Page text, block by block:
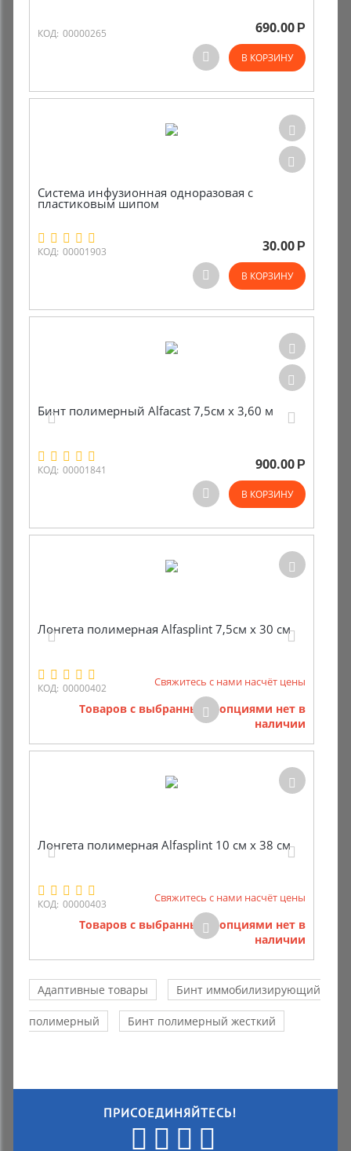
КОД: 00000265 690.00 Р
В КОРЗИНУ
Система инфузионная одноразовая с
пластиковым шипом
КОД: 00001903 30.00 Р
В КОРЗИНУ
Бинт полимерный Alfacast 7,5см х 3,60 м
КОД: 00001841 900.00 Р
В КОРЗИНУ
Лонгета полимерная Alfasplint 7,5см х 30 см
КОД: 00000402 Свяжитесь с нами насчёт цены
Товаров с выбранными опциями нет в
наличии
Лонгета полимерная Alfasplint 10 см х 38 см
КОД: 00000403 Свяжитесь с нами насчёт цены
Товаров с выбранными опциями нет в
наличии
Адаптивные товары Бинт иммобилизирующий
полимерный Бинт полимерный жесткий
ПРИСОЕДИНЯЙТЕСЬ!